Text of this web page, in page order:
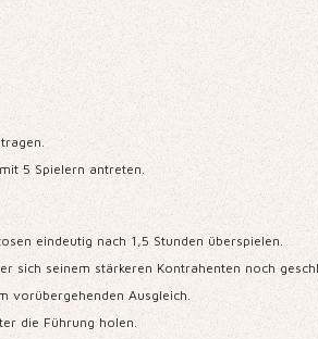
5 Spielern antreten.
eindeutig nach 1,5 Stunden überspielen.
sich seinem stärkeren Kontrahenten noch
vorübergehenden Ausgleich.
die Führung holen.